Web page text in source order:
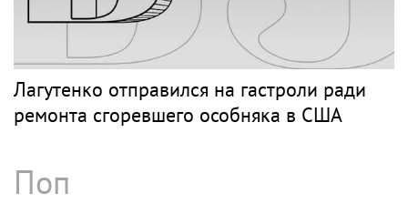
Лагутенко отправился на гастроли ради
ремонта сгоревшего особняка в США
Поп